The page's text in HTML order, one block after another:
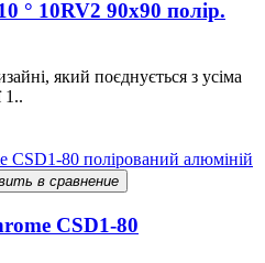
° 10RV2 90x90 полір.
який поєднується з усіма
1..
в сравнение
CSD1-80